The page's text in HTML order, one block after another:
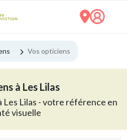
Vos opticiens
à Les Lilas
Les Lilas - votre référence en
visuelle